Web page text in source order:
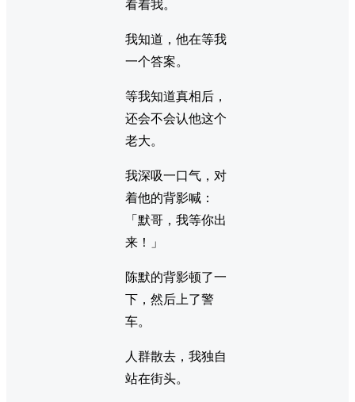
看着我。
我知道，他在等我
一个答案。
等我知道真相后，
还会不会认他这个
老大。
我深吸一口气，对
着他的背影喊：
「默哥，我等你出
来！」
陈默的背影顿了一
下，然后上了警
车。
人群散去，我独自
站在街头。